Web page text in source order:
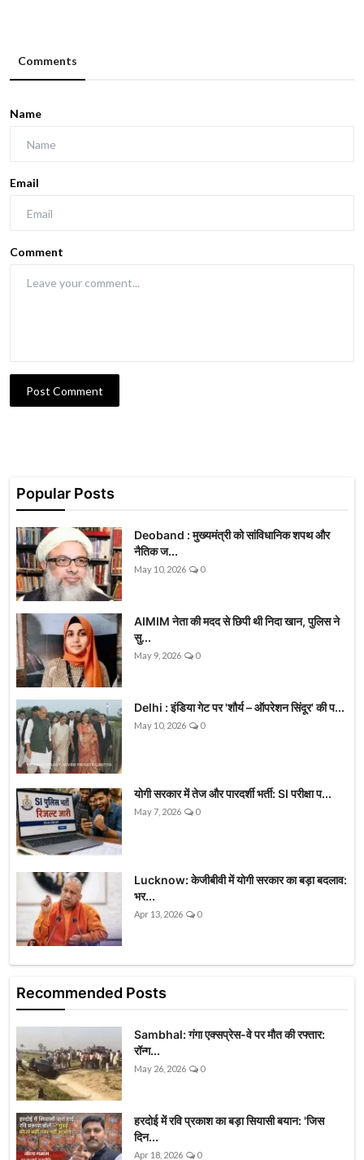
Comments
Name
Email
Comment
Post Comment
Popular Posts
Deoband : मुख्यमंत्री को सांविधानिक शपथ और
नैतिक ज...
May 10, 2026 0
AIMIM नेता की मदद से छिपी थी निदा खान, पुलिस ने
सु...
May 9, 2026 0
Delhi : इंडिया गेट पर 'शौर्य – ऑपरेशन सिंदूर' की प...
May 10, 2026 0
योगी सरकार में तेज और पारदर्शी भर्ती: SI परीक्षा प...
May 7, 2026 0
Lucknow: केजीबीवी में योगी सरकार का बड़ा बदलाव:
भर...
Apr 13, 2026 0
Recommended Posts
Sambhal: गंगा एक्सप्रेस-वे पर मौत की रफ्तार:
रॉन्ग...
May 26, 2026 0
हरदोई में रवि प्रकाश का बड़ा सियासी बयान: 'जिस
दिन...
Apr 18, 2026 0